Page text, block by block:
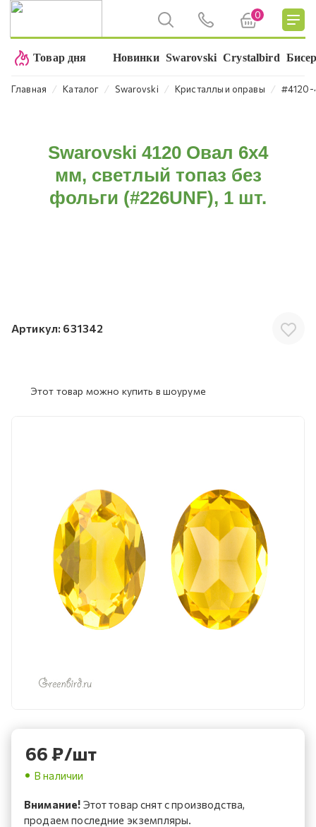
0
Товар дня Новинки Swarovski Crystalbird
Главная ⁄ Каталог ⁄ Swarovski ⁄ Кристаллы и оправы ⁄ #4120-
Swarovski 4120 Овал 6х4
мм, светлый топаз без
фольги (#226UNF), 1 шт.
Артикул: 631342
Этот товар можно купить в шоуруме
66₽/шт
В наличии
Внимание! Этот товар снят с производства,
продаем последние экземпляры.